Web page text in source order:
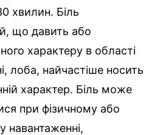
хвилин. Біль
що давить або
характеру в області
лоба, найчастіше носить
характер. Біль може
при фізичному або
навантаженні,